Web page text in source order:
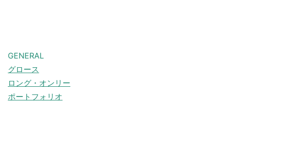
GENERAL
グロース
ロング・オンリー
ポートフォリオ